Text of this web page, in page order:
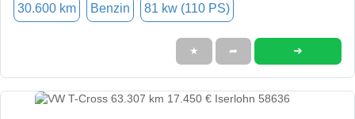
30.600 km Benzin 81 kw (110 PS)
★ ➦ ➜